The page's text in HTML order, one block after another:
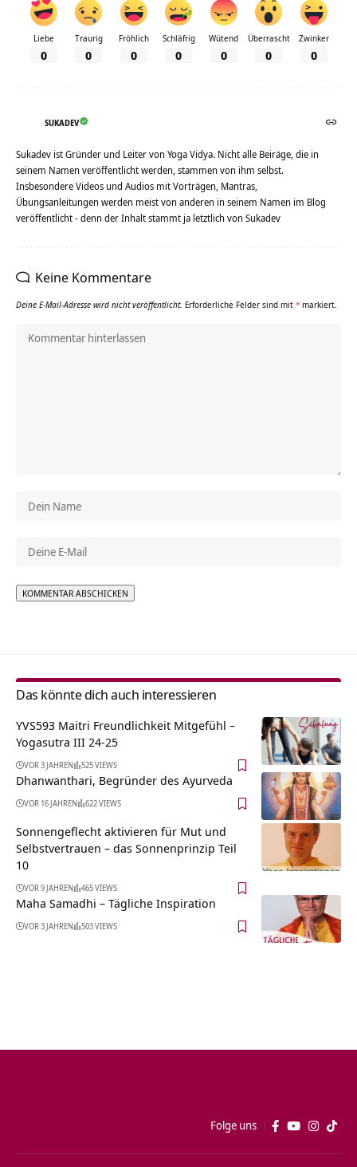
Liebe
0
Traurig
0
Fröhlich
0
Schläfrig
0
Wütend
0
Überrascht
0
Zwinker
0
SUKADEV
Sukadev ist Gründer und Leiter von Yoga Vidya. Nicht alle Beiräge, die in
seinem Namen veröffentlicht werden, stammen von ihm selbst.
Insbesondere Videos und Audios mit Vorträgen, Mantras,
Übungsanleitungen werden meist von anderen in seinem Namen im Blog
veröffentlicht - denn der Inhalt stammt ja letztlich von Sukadev
Keine Kommentare
Deine E-Mail-Adresse wird nicht veröffentlicht. Erforderliche Felder sind mit * markiert.
Das könnte dich auch interessieren
YVS593 Maitri Freundlichkeit Mitgefühl –
Yogasutra III 24-25
VOR 3 JAHREN 525 VIEWS
Dhanwanthari, Begründer des Ayurveda
VOR 16 JAHREN 622 VIEWS
Sonnengeflecht aktivieren für Mut und
Selbstvertrauen – das Sonnenprinzip Teil
10
VOR 9 JAHREN 465 VIEWS
Maha Samadhi – Tägliche Inspiration
VOR 3 JAHREN 503 VIEWS
Folge uns